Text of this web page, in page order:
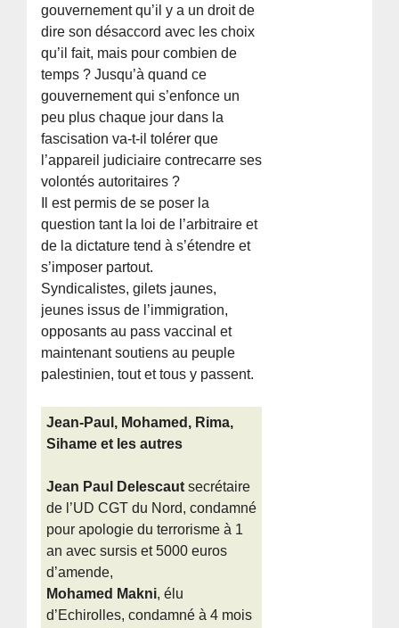
gouvernement qu’il y a un droit de
dire son désaccord avec les choix
qu’il fait, mais pour combien de
temps ? Jusqu’à quand ce
gouvernement qui s’enfonce un
peu plus chaque jour dans la
fascisation va-t-il tolérer que
l’appareil judiciaire contrecarre ses
volontés autoritaires ?
Il est permis de se poser la
question tant la loi de l’arbitraire et
de la dictature tend à s’étendre et
s’imposer partout.
Syndicalistes, gilets jaunes,
jeunes issus de l’immigration,
opposants au pass vaccinal et
maintenant soutiens au peuple
palestinien, tout et tous y passent.
Jean-Paul, Mohamed, Rima,
Sihame et les autres
Jean Paul Delescaut secrétaire
de l’UD CGT du Nord, condamné
pour apologie du terrorisme à 1
an avec sursis et 5000 euros
d’amende,
Mohamed Makni, élu
d’Echirolles, condamné à 4 mois